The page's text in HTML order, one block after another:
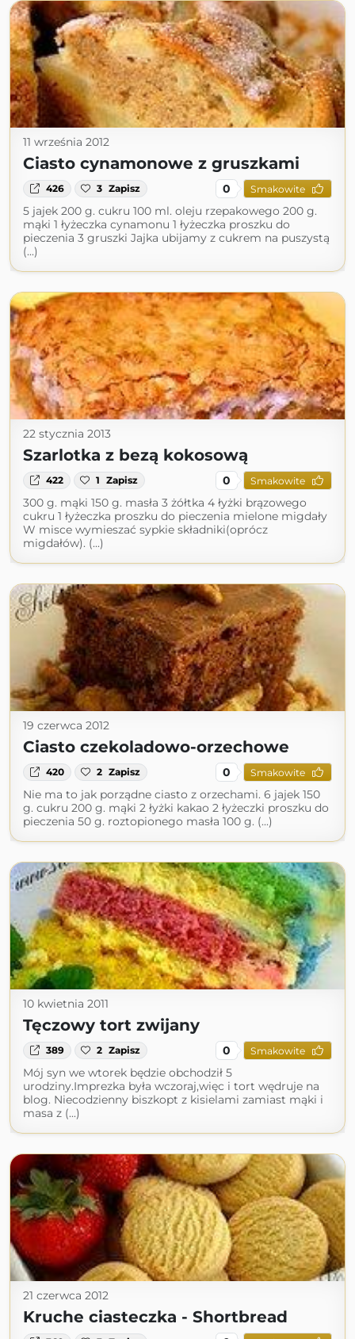
11 września 2012
Ciasto cynamonowe z gruszkami
426 3 Zapisz 0 Smakowite
5 jajek 200 g. cukru 100 ml. oleju rzepakowego 200 g.
mąki 1 łyżeczka cynamonu 1 łyżeczka proszku do
pieczenia 3 gruszki Jajka ubijamy z cukrem na puszystą
(...)
22 stycznia 2013
Szarlotka z bezą kokosową
422 1 Zapisz 0 Smakowite
300 g. mąki 150 g. masła 3 żółtka 4 łyżki brązowego
cukru 1 łyżeczka proszku do pieczenia mielone migdały
W misce wymieszać sypkie składniki(oprócz
migdałów). (...)
19 czerwca 2012
Ciasto czekoladowo-orzechowe
420 2 Zapisz 0 Smakowite
Nie ma to jak porządne ciasto z orzechami. 6 jajek 150
g. cukru 200 g. mąki 2 łyżki kakao 2 łyżeczki proszku do
pieczenia 50 g. roztopionego masła 100 g. (...)
10 kwietnia 2011
Tęczowy tort zwijany
389 2 Zapisz 0 Smakowite
Mój syn we wtorek będzie obchodził 5
urodziny.Imprezka była wczoraj,więc i tort wędruje na
blog. Niecodzienny biszkopt z kisielami zamiast mąki i
masa z (...)
21 czerwca 2012
Kruche ciasteczka - Shortbread